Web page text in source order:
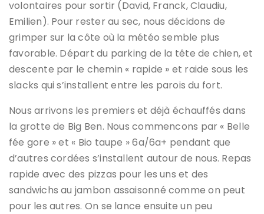
volontaires pour sortir (David, Franck, Claudiu,
Emilien). Pour rester au sec, nous décidons de
grimper sur la côte où la météo semble plus
favorable. Départ du parking de la tête de chien, et
descente par le chemin « rapide » et raide sous les
slacks qui s’installent entre les parois du fort.
Nous arrivons les premiers et déjà échauffés dans
la grotte de Big Ben. Nous commencons par « Belle
fée gore » et « Bio taupe » 6a/6a+ pendant que
d’autres cordées s’installent autour de nous. Repas
rapide avec des pizzas pour les uns et des
sandwichs au jambon assaisonné comme on peut
pour les autres. On se lance ensuite un peu